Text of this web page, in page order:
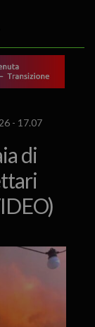
CULTURA ARTE
- 17.07
di